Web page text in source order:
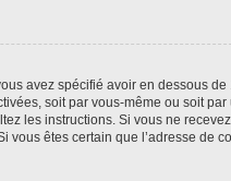
avez spécifié avoir en dessous
soit par vous-même ou soit par
les instructions. Si vous ne
êtes certain que l’adresse de